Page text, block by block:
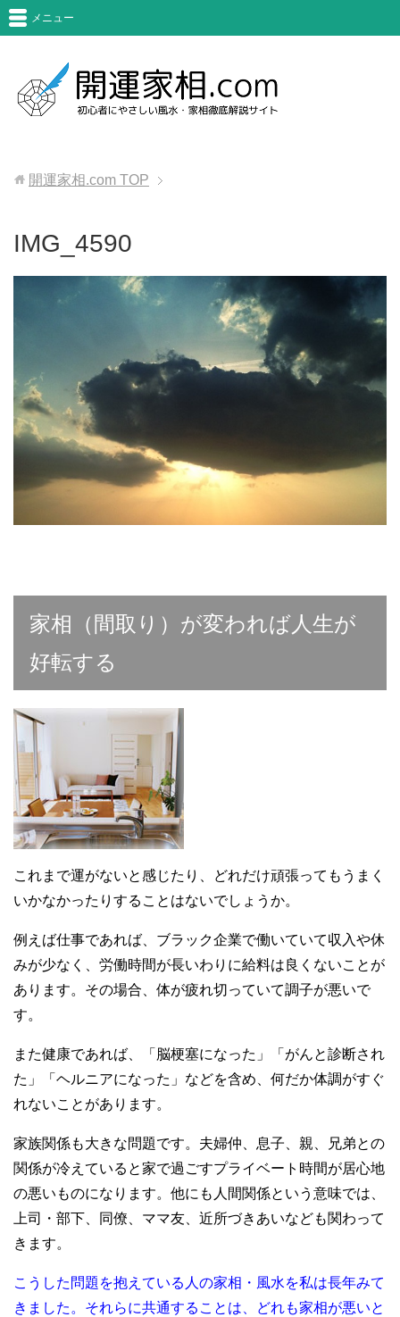
メニュー
開運家相.com TOP
IMG_4590
家相（間取り）が変われば人生が
好転する
これまで運がないと感じたり、どれだけ頑張ってもうまく
いかなかったりすることはないでしょうか。
例えば仕事であれば、ブラック企業で働いていて収入や休
みが少なく、労働時間が長いわりに給料は良くないことが
あります。その場合、体が疲れ切っていて調子が悪いで
す。
また健康であれば、「脳梗塞になった」「がんと診断され
た」「ヘルニアになった」などを含め、何だか体調がすぐ
れないことがあります。
家族関係も大きな問題です。夫婦仲、息子、親、兄弟との
関係が冷えていると家で過ごすプライベート時間が居心地
の悪いものになります。他にも人間関係という意味では、
上司・部下、同僚、ママ友、近所づきあいなども関わって
きます。
こうした問題を抱えている人の家相・風水を私は長年みて
きました。それらに共通することは、どれも家相が悪いと